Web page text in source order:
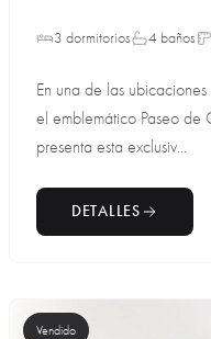
3 dormitorios 4 baños
En una de las
el emblemático Paseo de
presenta esta exclusiv...
DETALLES
Vendido